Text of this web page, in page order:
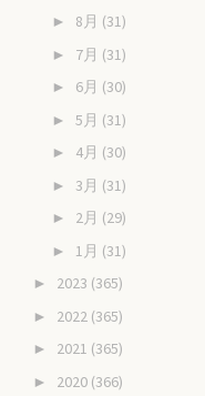
► 8月 (31)
► 7月 (31)
► 6月 (30)
► 5月 (31)
► 4月 (30)
► 3月 (31)
► 2月 (29)
► 1月 (31)
► 2023 (365)
► 2022 (365)
► 2021 (365)
► 2020 (366)